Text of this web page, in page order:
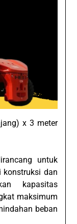
x 3 meter
untuk
konstruksi dan
kapasitas
maksimum
beban